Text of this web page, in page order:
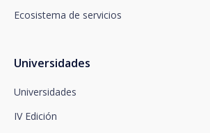
Ecosistema de servicios
Universidades
Universidades
IV Edición
Newsletter Impulsa.
dpo@santalucía.es
reclamación ante la Autoridad de
Dispone de información completa